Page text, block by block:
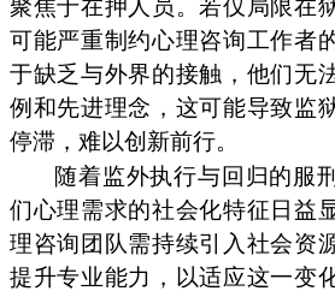
聚焦于在押人员。若仅局限在
可能严重制约心理咨询工作者
于缺乏与外界的接触，他们无
例和先进理念，这可能导致监
停滞，难以创新前行。
随着监外执行与回归的服
们心理需求的社会化特征日益
理咨询团队需持续引入社会资
提升专业能力，以适应这一变